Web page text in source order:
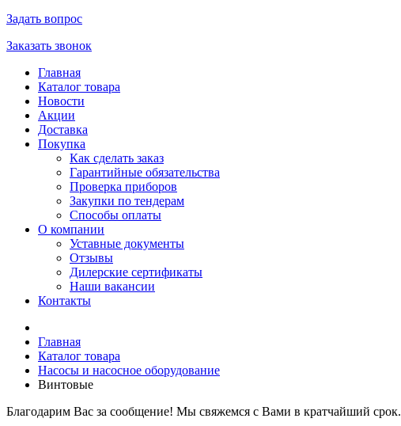
Задать вопрос
Заказать звонок
Главная
Каталог товара
Новости
Акции
Доставка
Покупка
Как сделать заказ
Гарантийные обязательства
Проверка приборов
Закупки по тендерам
Способы оплаты
О компании
Уставные документы
Отзывы
Дилерские сертификаты
Наши вакансии
Контакты
Главная
Каталог товара
Насосы и насосное оборудование
Винтовые
Благодарим Вас за сообщение! Мы свяжемся с Вами в кратчайший срок.